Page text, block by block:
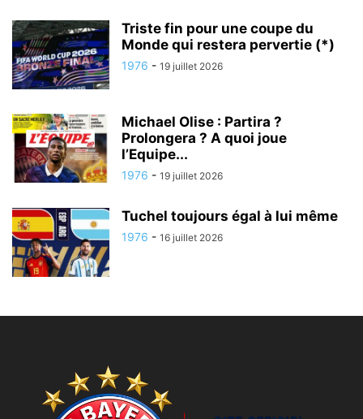
Triste fin pour une coupe du
Monde qui restera pervertie (*)
1976 - 19 juillet 2026
Michael Olise : Partira ?
Prolongera ? A quoi joue
l’Equipe...
1976 - 19 juillet 2026
Tuchel toujours égal à lui même
1976 - 16 juillet 2026